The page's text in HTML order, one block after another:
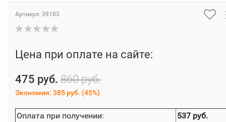
Артикул: 39183
Цена при оплате на сайте:
475 руб. 860 руб.
Экономия: 385 руб. (45%)
Оплата при получении:
537 руб.